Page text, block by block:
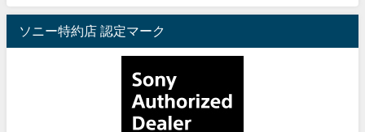
ソニー特約店 認定マーク